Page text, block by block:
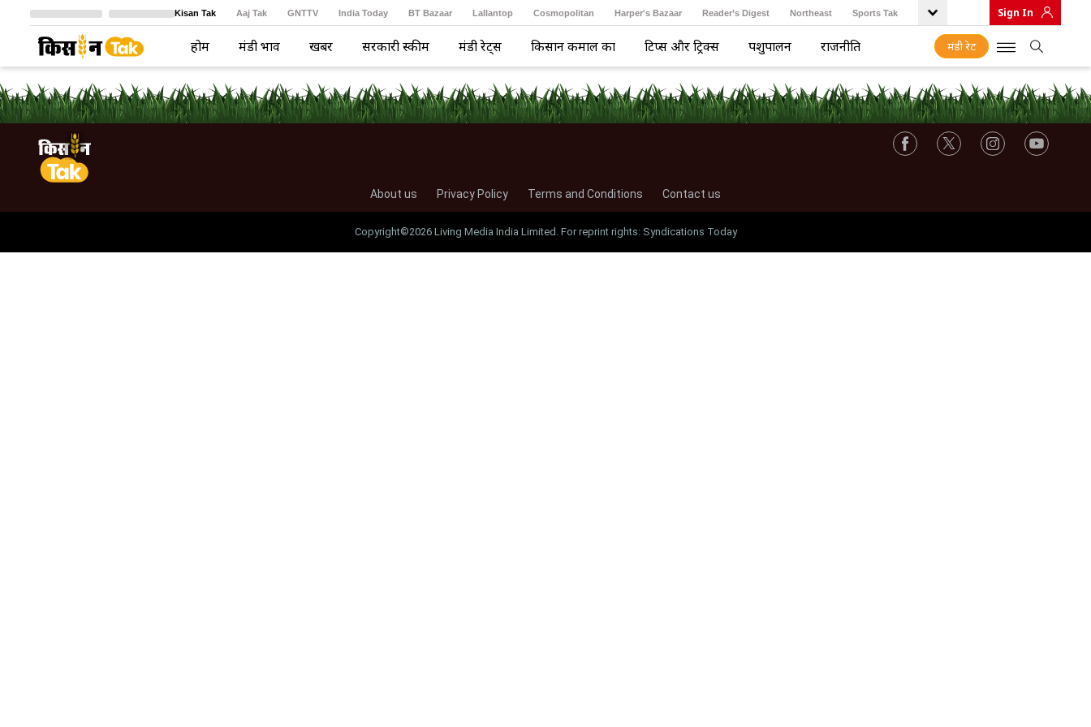
Kisan Tak Aaj Tak GNTTV India Today BT Bazaar Lallantop Cosmopolitan Harper's Bazaar Reader’s Digest Northeast Sports Tak
Crime Tak Astro Tak
Sign In
होम मंडी भाव खबरें सरकारी स्कीम मंडी रेट्स किसान कमाल का टिप्स और ट्रिक्स पशुपालन राजनीति मंडी रेट
About us Privacy Policy Terms and Conditions Contact us
Copyright©2026 Living Media India Limited. For reprint rights: Syndications Today